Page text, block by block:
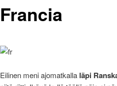
Francia
Eilinen meni ajomatkalla läpi